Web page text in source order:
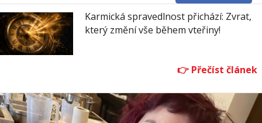
Karmická spravedlnost přichází: Zvrat,
který změní vše během vteřiny!